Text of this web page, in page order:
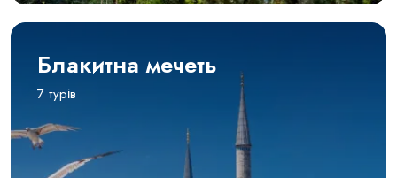
Блакитна мечеть
7 турів